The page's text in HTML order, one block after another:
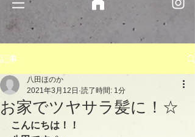
記事
お家でツヤサラ髪に！☆
八田ほのか
2021年3月12日 読了時間: 1分
こんにちは！！